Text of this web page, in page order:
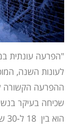
"הפרעה עונתית
לעונות השנה,
ההפרעה הקשורה
הוא בין 18 ל-30 שנה.